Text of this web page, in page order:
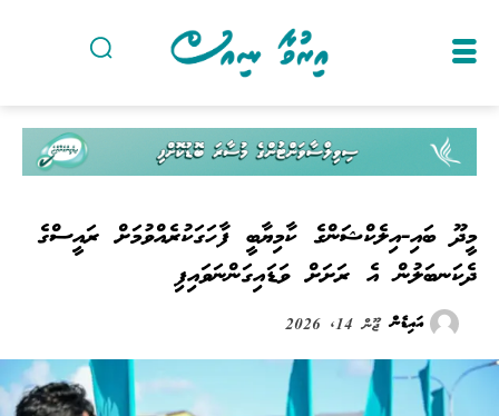
މީދޫ ބައި-އިލެކްޝަންގެ ކާމިޔާބީ ފާހަގަކުރެއްވުމަށް ރައީސްގެ
ދެކަނބަލުން އެ ރަށަށް ވަޑައިގަންނަވައިފި
އައިޑެން ޖޫން 14, 2026